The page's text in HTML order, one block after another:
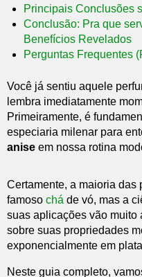
Principais Conclusões
Conclusão: Pra que
Benefícios Revelados
Perguntas Frequentes
Você já sentiu aquele
lembra imediatamente
Primeiramente, é
especiaria milenar para
anise em nossa rotina
Certamente, a maioria das
famoso chá de vó, mas a
suas aplicações vão muito
sobre suas propriedades
exponencialmente em
Neste guia completo,